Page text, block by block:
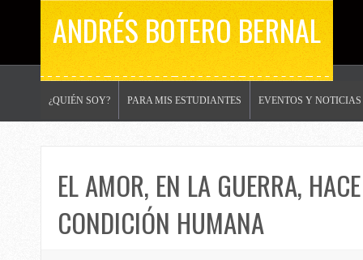
ANDRÉS BOTERO BERNAL
¿QUIÉN SOY? PARA MIS ESTUDIANTES EVENTOS Y NOTICIAS
EL AMOR, EN LA GUERRA,
CONDICIÓN HUMANA